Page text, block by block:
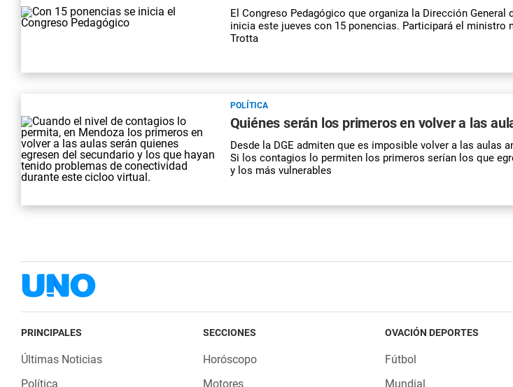
El Congreso Pedagógico que organiza la Dirección General
inicia este jueves con 15 ponencias. Participará el ministro
Trotta
POLÍTICA
Quiénes serán los primeros en volver a las
Desde la DGE admiten que es imposible volver a las aulas
Si los contagios lo permiten los primeros serían los que
y los más vulnerables
PRINCIPALES
Últimas Noticias
Política
SECCIONES
Horóscopo
Motores
OVACIÓN DEPORTES
Fútbol
Mundial